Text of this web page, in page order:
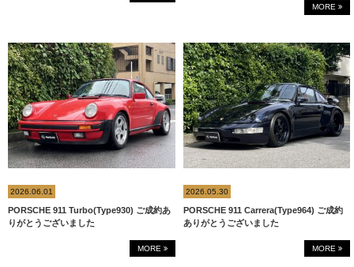
MORE
2026.06.01
PORSCHE 911 Turbo(Type930) ご成約あ
りがとうございました
MORE
2026.05.30
PORSCHE 911 Carrera(Type964) ご成約
ありがとうございました
MORE